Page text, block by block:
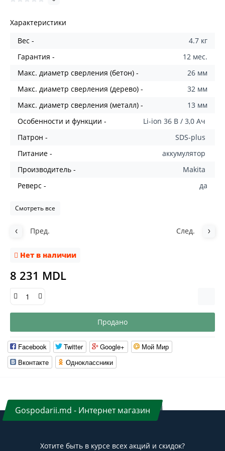
Характеристики
Вес -
4.7 кг
Гарантия -
12 мес.
Макс. диаметр сверления (бетон) -
26 мм
Макс. диаметр сверления (дерево) -
32 мм
Макс. диаметр сверления (металл) -
13 мм
Особенности и функции -
Li-ion 36 В / 3,0 Ач
Патрон -
SDS-plus
Питание -
аккумулятор
Производитель -
Makita
Реверс -
да
Смотреть все
Пред. След.
Нет в наличии
8 231 MDL
Продано
Facebook Twitter Google+
Мой Мир
Вконтакте
Одноклассники
Gospodarii.md - Интернет магазин
Хотите быть в курсе всех акций и скидок?